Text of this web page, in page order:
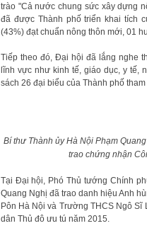
trào "Cả nước chung sức xây dựng
đã được Thành phố triển khai tích
(43%) đạt chuẩn nông thôn mới, 01
Tiếp theo đó, Đại hội đã lắng nghe
lĩnh vực như kinh tế, giáo dục, y tế,
sách 26 đại biểu của Thành phố
Bí thư Thành ủy Hà Nội Phạm
trao chứng nhận
Tại Đại hội, Phó Thủ tướng Chính
Quang Nghị đã trao danh hiệu Anh
Pôn Hà Nội và Trường THCS Ngô
dân Thủ đô ưu tú năm 2015.